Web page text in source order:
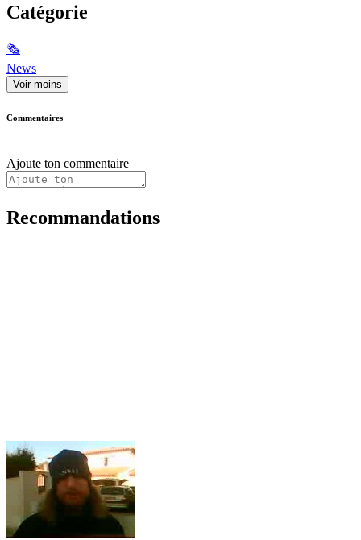
Catégorie
🗞
News
Voir moins
Commentaires
Ajoute ton commentaire
Recommandations